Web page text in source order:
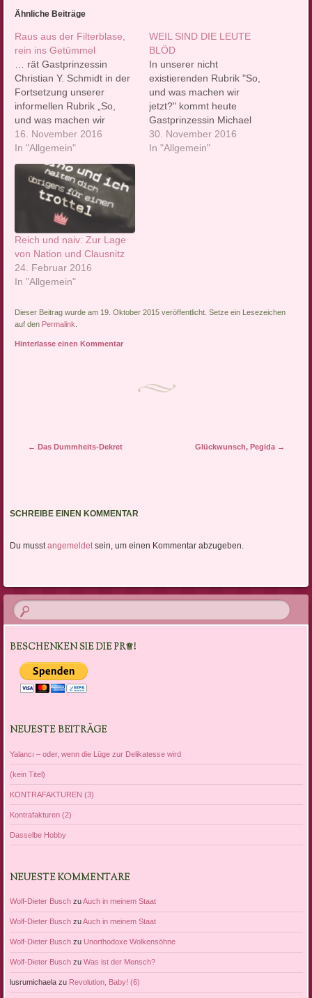
Ähnliche Beiträge
Raus aus der Filterblase,
rein ins Getümmel
… rät Gastprinzessin
Christian Y. Schmidt in der
Fortsetzung unserer
informellen Rubrik „So,
und was machen wir
jetzt?“ Natürlich kann es
nicht darum gehen,
gegenüber Nazis linke
Positionen zu räumen. Das
hat man auch in den
Siebzigern nicht gemacht.
Noch nahezu jeder
dümmste maoistische
Verein hatte damals eine
zentrale Parole,…
16. November 2016
In "Allgemein"
WEIL SIND DIE LEUTE
BLÖD
In unserer nicht
existierenden Rubrik "So,
und was machen wir
jetzt?" kommt heute
Gastprinzessin Michael
Wuliger zu Wort. Meine
ungarische Ex pflegte
30. November 2016
In "Allgemein"
Reich und naiv: Zur Lage
von Nation und Clausnitz
24. Februar 2016
In "Allgemein"
Dieser Beitrag wurde am 19. Oktober 2015 veröffentlicht. Setze ein Lesezeichen
auf den Permalink
Hinterlasse einen Kommentar
Artikel-Navigation
← Das Dummheits-Dekret Glückwunsch, Pegida →
SCHREIBE EINEN KOMMENTAR
Du musstangemeldetsein, um einen Kommentar abzugeben.
BESCHENKEN SIE DIE PR♕!
NEUESTE BEITRÄGE
Yalancı – oder, wenn die Lüge zur Delikatesse wird
(kein Titel)
KONTRAFAKTUREN (3)
Kontrafakturen (2)
Dasselbe Hobby
NEUESTE KOMMENTARE
Wolf-Dieter BuschzuAuch in meinem Staat
Wolf-Dieter BuschzuAuch in meinem Staat
Wolf-Dieter Buschzu Unorthodoxe Wolkensöhne
Wolf-Dieter Buschzu Was ist der Mensch?
lusrumichaelazu Revolution, Baby! (6)